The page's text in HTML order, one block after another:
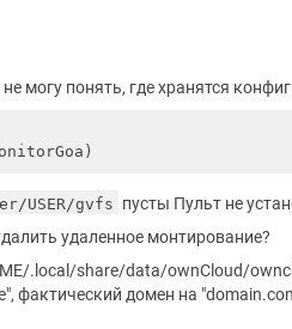
не могу понять, где хранятся
USER/gvfs пусты Пульт не
удаленное монтирование?
.local/share/data/ownCloud/
фактический домен на